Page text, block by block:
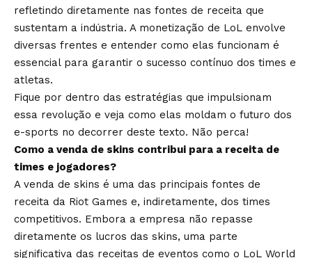
refletindo diretamente nas fontes de receita que
sustentam a indústria. A monetização de LoL envolve
diversas frentes e entender como elas funcionam é
essencial para garantir o sucesso contínuo dos times e
atletas.
Fique por dentro das estratégias que impulsionam
essa revolução e veja como elas moldam o futuro dos
e-sports no decorrer deste texto. Não perca!
Como a venda de skins contribui para a receita de
times e jogadores?
A venda de skins é uma das principais fontes de
receita da Riot Games e, indiretamente, dos times
competitivos. Embora a empresa não repasse
diretamente os lucros das skins, uma parte
significativa das receitas de eventos como o LoL World